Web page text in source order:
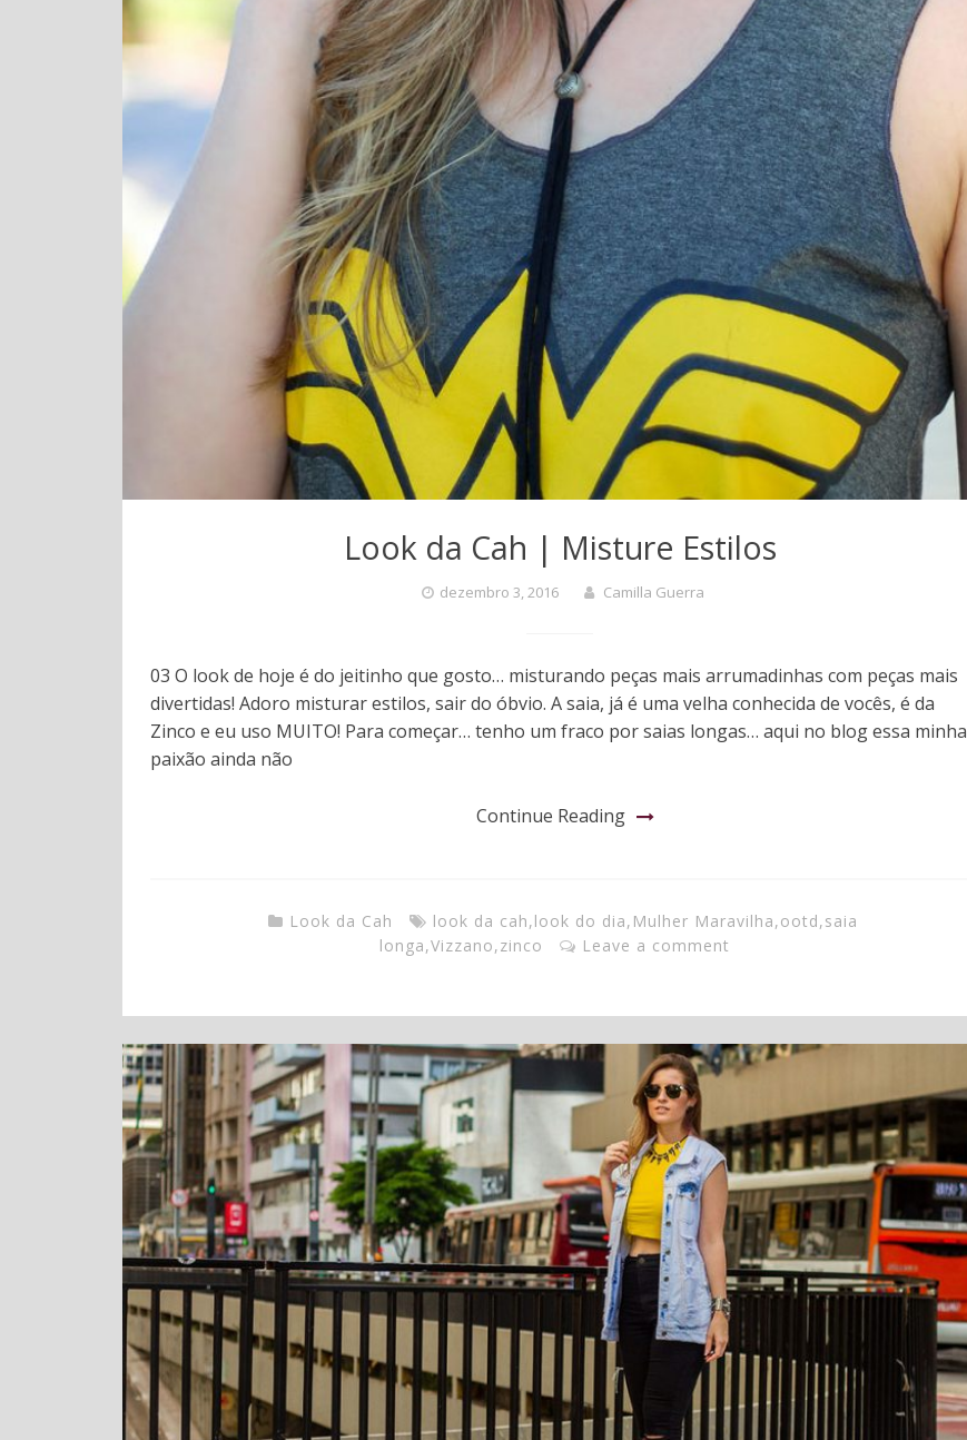
Look da Cah | Misture Estilos
dezembro 3, 2016 Camilla Guerra
03 O look de hoje é do jeitinho que gosto… misturando peças mais arrumadinhas com peças mais
divertidas! Adoro misturar estilos, sair do óbvio. A saia, já é uma velha conhecida de vocês, é da
Zinco e eu uso MUITO! Para começar… tenho um fraco por saias longas… aqui no blog essa minha
paixão ainda não
Continue Reading
Look da Cah look da cah,look do dia, Mulher Maravilha,ootd,saia
longa,Vizzano,zinco Leave a comment